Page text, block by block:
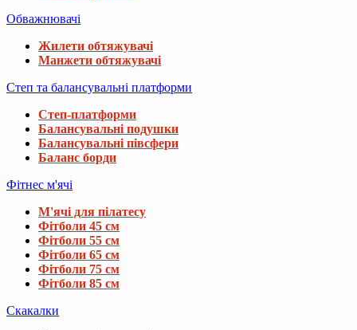
Обважнювачі
Жилети обтяжувачі
Манжети обтяжувачі
Степ та балансувальні платформи
Степ-платформи
Балансувальні подушки
Балансувальні півсфери
Баланс борди
Фітнес м'ячі
М'ячі для пілатесу
Фітболи 45 см
Фітболи 55 см
Фітболи 65 см
Фітболи 75 см
Фітболи 85 см
Скакалки